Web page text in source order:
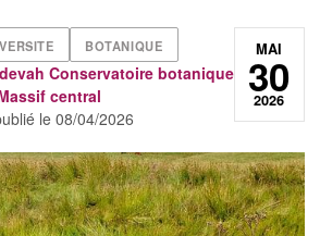
BOTANIQUE
Conservatoire botanique
central
le08/04/2026
MAI
30
2026